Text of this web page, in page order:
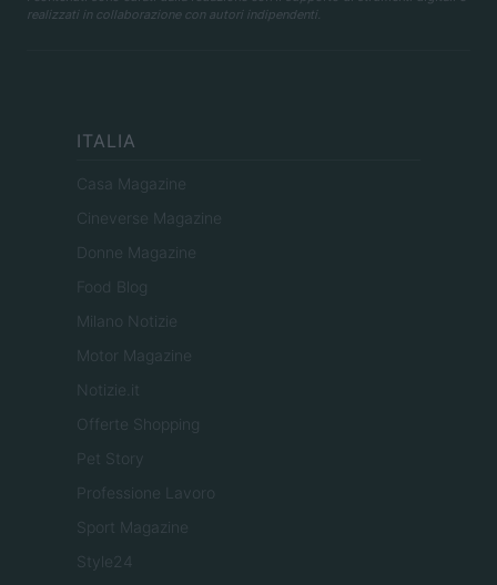
realizzati in collaborazione con autori indipendenti.
ITALIA
Casa Magazine
Cineverse Magazine
Donne Magazine
Food Blog
Milano Notizie
Motor Magazine
Notizie.it
Offerte Shopping
Pet Story
Professione Lavoro
Sport Magazine
Style24